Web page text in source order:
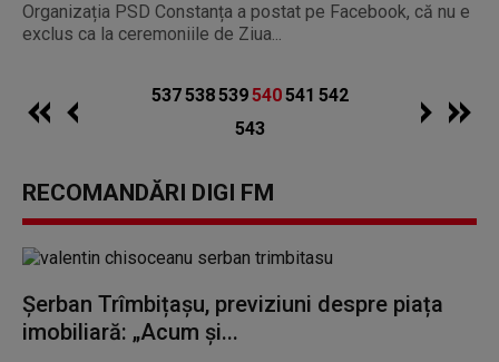
Organizația PSD Constanța a postat pe Facebook, că nu e
exclus ca la ceremoniile de Ziua...
537538539540541 542
543
RECOMANDĂRI DIGI FM
Șerban Trîmbițașu, previziuni despre piața
imobiliară: „Acum și...